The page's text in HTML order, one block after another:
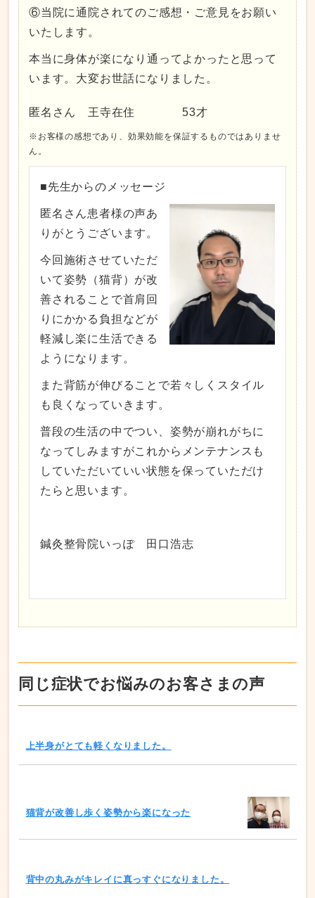
⑥当院に通院されてのご感想・ご意見をお願い
いたします。
本当に身体が楽になり通ってよかったと思って
います。大変お世話になりました。
匿名さん 王寺在住 53才
※お客様の感想であり、効果効能を保証するものではありませ
ん。
■先生からのメッセージ
匿名さん患者様の声あ
りがとうございます。
今回施術させていただ
いて姿勢（猫背）が改
善されることで首肩回
りにかかる負担などが
軽減し楽に生活できる
ようになります。
また背筋が伸びることで若々しくスタイル
も良くなっていきます。
普段の生活の中でつい、姿勢が崩れがちに
なってしみますがこれからメンテナンスも
していただいていい状態を保っていただけ
たらと思います。
鍼灸整骨院いっぽ 田口浩志
同じ症状でお悩みのお客さまの声
上半身がとても軽くなりました。
猫背が改善し歩く姿勢から楽になった
背中の丸みがキレイに真っすぐになりました。